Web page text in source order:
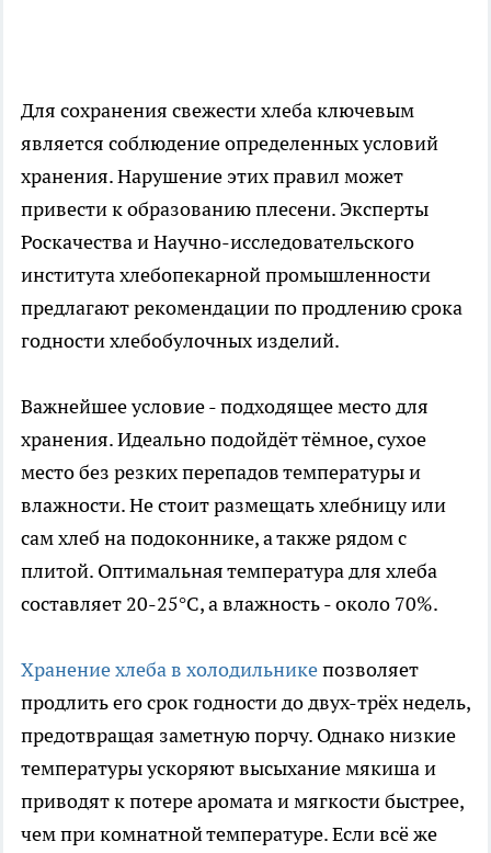
Для сохранения свежести хлеба ключевым
является соблюдение определенных условий
хранения. Нарушение этих правил может
привести к образованию плесени. Эксперты
Роскачества и Научно-исследовательского
института хлебопекарной промышленности
предлагают рекомендации по продлению срока
годности хлебобулочных изделий.
Важнейшее условие - подходящее место для
хранения. Идеально подойдёт тёмное, сухое
место без резких перепадов температуры и
влажности. Не стоит размещать хлебницу или
сам хлеб на подоконнике, а также рядом с
плитой. Оптимальная температура для хлеба
составляет 20-25°C, а влажность - около 70%.
Хранение хлеба в холодильникепозволяет
продлить его срок годности до двух-трёх недель,
предотвращая заметную порчу. Однако низкие
температуры ускоряют высыхание мякиша и
приводят к потере аромата и мягкости быстрее,
чем при комнатной температуре. Если всё же